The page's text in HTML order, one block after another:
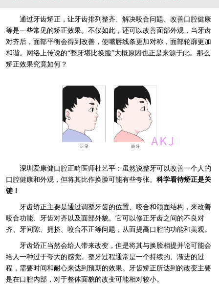
通过牙齿矫正，让牙齿排列整齐、解决咬合问题、改善口腔健康
等是一些常见的矫正效果。不仅如此，还可以改善面部外观，当牙齿
对齐后，面部平衡会得到改善，使嘴唇线条更加对称，面部轮廓更加
和谐。网络上传说的“整牙堪比换脸”大概原因也正是来源于此。那么
矫正效果究竟如何？
深圳爱康健口腔正畸医师杜艺平：虽然说整牙可以改善一个人的
口腔健康和外观，但将其比作换脸可能有些夸张。 科学看待矫正是关
键！
牙齿矫正主要是通过调整牙齿的位置、咬合和颌面结构，来改善
咬合功能、牙齿对齐以及面部外貌。它可以修正牙齿之间的不良对
齐、牙间隙、拥挤、咬合不正等问题，从而提高口腔的功能和美观。
牙齿矫正当然会给人带来改变，但是将其与换脸相提并论可能会
给人一种过于夸大的感觉。整牙过程通常是一个持续的、渐进的过
程，需要时间和耐心来达到预期的效果。牙齿矫正所达到的改变主要
是在口腔内部，对于整体面貌的改变可能相对较小。